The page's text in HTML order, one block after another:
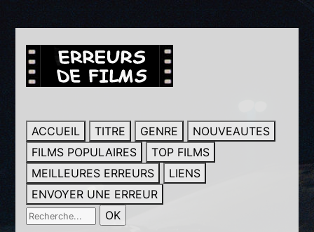
ACCUEIL TITRE GENRE
NOUVEAUTES
FILMS POPULAIRES
TOP FILMS
MEILLEURES ERREURS
LIENS
ENVOYER UNE ERREUR